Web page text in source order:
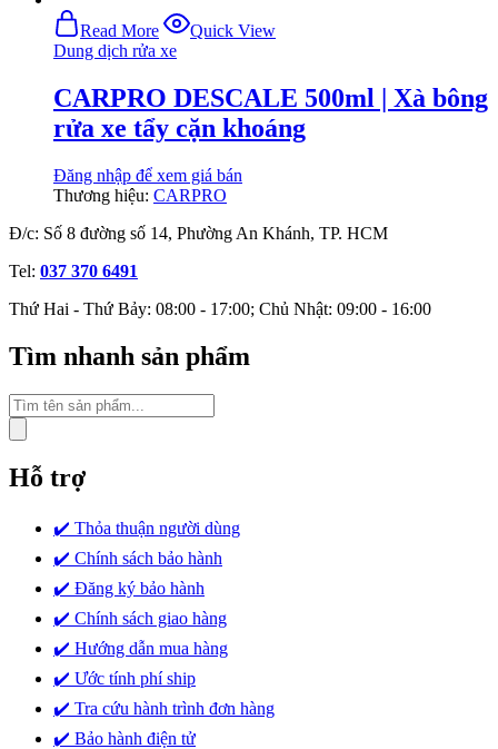
Read More
Quick View
Dung dịch rửa xe
CARPRO DESCALE 500ml | Xà bông
rửa xe tẩy cặn khoáng
Đăng nhập để xem giá bán
Thương hiệu: CARPRO
Đ/c: Số 8 đường số 14, Phường An Khánh, TP. HCM
Tel: 037 370 6491
Thứ Hai - Thứ Bảy: 08:00 - 17:00; Chủ Nhật: 09:00 - 16:00
Tìm nhanh sản phẩm
Tìm
kiếm
sản
phẩm
Hỗ trợ
✔️ Thỏa thuận người dùng
✔️ Chính sách bảo hành
✔️ Đăng ký bảo hành
✔️ Chính sách giao hàng
✔️ Hướng dẫn mua hàng
✔️ Ước tính phí ship
✔️ Tra cứu hành trình đơn hàng
✔️ Bảo hành điện tử